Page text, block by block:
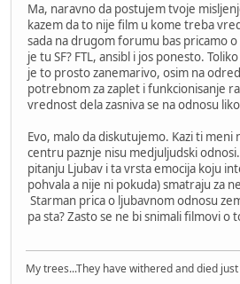
Ma, naravno da postujem tvoje
kazem da to nije film u kome treba
sada na drugom forumu bas pricamo o
je tu SF? FTL, ansibl i jos ponesto.
je to prosto zanemarivo, osim na
potrebnom za zaplet i funkcionisanje
vrednost dela zasniva se na odnosu
Evo, malo da diskutujemo. Kazi ti meni
centru paznje nisu medjuljudski
pitanju Ljubav i ta vrsta emocija koju
pohvala a nije ni pokuda) smatraju za
Starman prica o ljubavnom odnosu
pa sta? Zasto se ne bi snimali filmovi o
My trees...They have withered and died